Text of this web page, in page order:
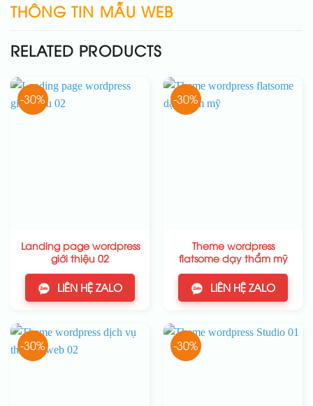
THÔNG TIN MẪU WEB
RELATED PRODUCTS
-30%
Landing page wordpress
giới thiệu 02
LIÊN HỆ ZALO
-30%
Theme wordpress
flatsome dạy thẩm mỹ
LIÊN HỆ ZALO
-30% -30%